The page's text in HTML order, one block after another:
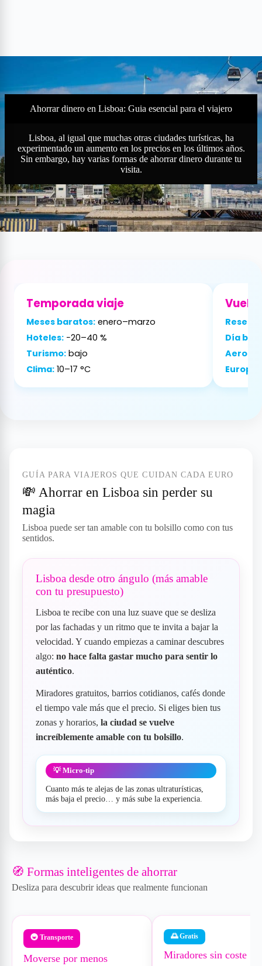
Ahorrar dinero en Lisboa: Guia esencial para el viajero
Lisboa, al igual que muchas otras ciudades turísticas, ha
experimentado un aumento en los precios en los últimos años.
Sin embargo, hay varias formas de ahorrar dinero durante tu
visita.
Temporada viaje
Meses baratos:enero–marzo
Hoteles:−20–40 %
Turismo:bajo
Clima:10–17 °C
Día
Europa:
GUÍA PARA VIAJEROS QUE CUIDAN CADA EURO
💸 Ahorrar en Lisboa sin perder su
magia
Lisboa puede ser tan amable con tu bolsillo como con tus
sentidos.
Lisboa desde otro ángulo (más amable
con tu presupuesto)
Lisboa te recibe con una luz suave que se desliza
por las fachadas y un ritmo que te invita a bajar la
velocidad. Y cuando empiezas a caminar descubres
algo: no hace falta gastar mucho para sentir lo
auténtico.
Miradores gratuitos, barrios cotidianos, cafés donde
el tiempo vale más que el precio. Si eliges bien tus
zonas y horarios, la ciudad se vuelve
increíblemente amable con tu bolsillo.
💡 Micro-tip
Cuanto más te alejas de las zonas ultraturísticas,
más baja el precio… y más sube la experiencia.
🧭 Formas inteligentes de ahorrar
Desliza para descubrir ideas que realmente funcionan
🚇 Transporte
Moverse por menos
🌅 Gratis
Miradores sin coste